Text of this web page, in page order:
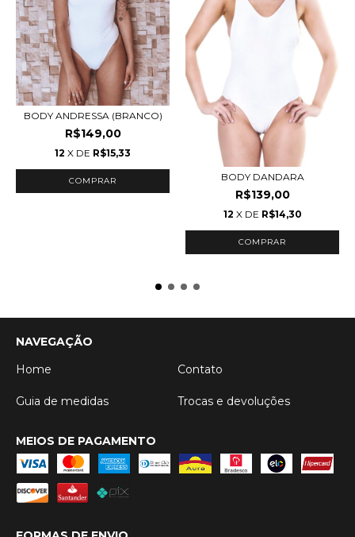
BODY ANDRESSA (BRANCO)
R$149,00
12 X DE R$15,33
COMPRAR BODY DANDARA
R$139,00
12 X DE R$14,30
COMPRAR
NAVEGAÇÃO
Home
Contato
Guia de medidas Trocas e devoluções
MEIOS DE PAGAMENTO